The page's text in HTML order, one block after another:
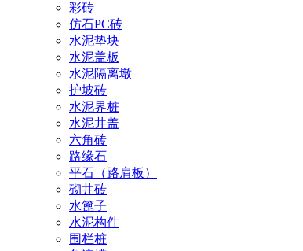
彩砖
仿石PC砖
水泥垫块
水泥盖板
水泥隔离墩
护坡砖
水泥界桩
水泥井盖
六角砖
路缘石
平石（路肩板）
砌井砖
水篦子
水泥构件
围栏桩